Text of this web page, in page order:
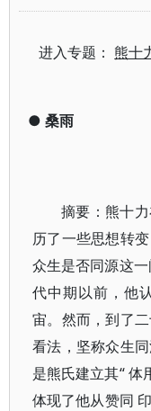
进入专题： 熊十
● 桑雨
摘要：熊十
历了一些思想转
众生是否同源这
代中期以前，他
宙。然而，到了
看法，坚称众生
是熊氏建立其“ 体
体现了他从赞同